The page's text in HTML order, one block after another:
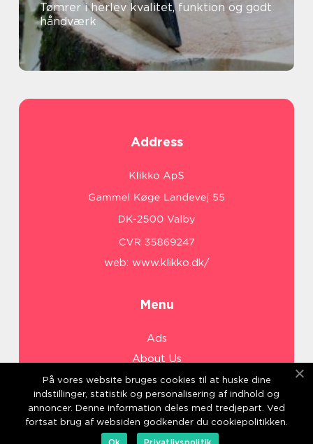
Tømrer i herlev kvalitet, funktion og godt
håndværk
Address
web: www.klikko.dk/
Menu
Ads
About Us
Cookies
Contact
Sitemap
På vores website bruges cookies til at huske dine
indstillinger, statistik og personalisering af indhold og
annoncer. Denne information deles med tredjepart. Ved
fortsat brug af websiden godkender du cookiepolitikken.